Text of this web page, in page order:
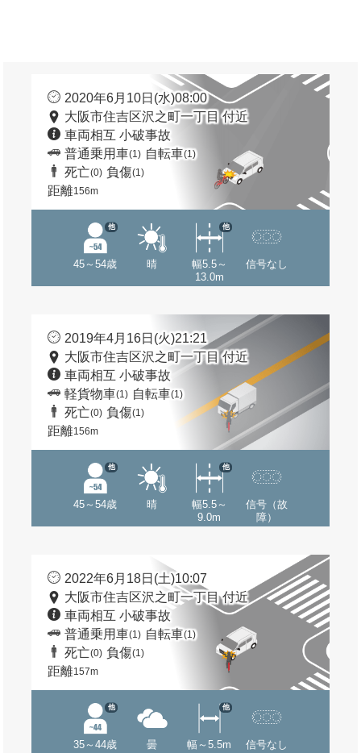
2020年6月10日(水)08:00
大阪市住吉区沢之町一丁目 付近
車両相互 小破事故
普通乗用車(1) 自転車(1)
死亡(0) 負傷(1)
距離156m
45～54歳
他
晴
幅5.5～
13.0m
他
信号なし
2019年4月16日(火)21:21
大阪市住吉区沢之町一丁目 付近
車両相互 小破事故
軽貨物車(1) 自転車(1)
死亡(0) 負傷(1)
距離156m
45～54歳
他
晴
幅5.5～
9.0m
他
信号（故
障）
2022年6月18日(土)10:07
大阪市住吉区沢之町一丁目 付近
車両相互 小破事故
普通乗用車(1) 自転車(1)
死亡(0) 負傷(1)
距離157m
35～44歳
他
曇 幅～5.5m
他
信号なし